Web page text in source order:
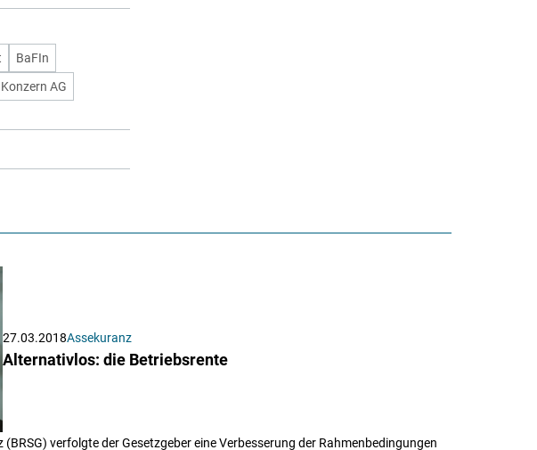
BaFIn
AG
27.03.2018Assekuranz
Alternativlos: die Betriebsrente
verfolgte der Gesetzgeber eine Verbesserung der Rahmenbedingungen